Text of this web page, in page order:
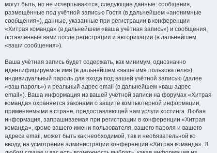
могут быть, но не исчерпываются, следующие данные: сообщения,
размещённые под учётной записью Гостя (в дальнейшем «анонимные
сообщения»), данные, указанные при регистрации в конференции
«Хитрая команда» (в дальнейшем «ваша учётная запись») и сообщения,
оставленные вами после регистрации и авторизации (в дальнейшем
«ваши сообщения»).
Ваша учётная запись будет содержать, как минимум, однозначно
идентифицируемое имя (в дальнейшем «ваше имя пользователя»),
индивидуальный пароль для входа под вашей учётной записью (далее
«ваш пароль») и реальный адрес email (в дальнейшем «ваш адрес
email»). Ваша информация из вашей учётной записи на форумах «Хитрая
команда» охраняется законами о защите компьютерной информации,
применяемыми в стране, предоставляющей нам услуги хостинга. Любая
информация, запрашиваемая при регистрации в конференции «Хитрая
команда», кроме вашего имени пользователя, вашего пароля и вашего
адреса email, может быть как необходимой, так и необязательной ко
вводу, на усмотрение администрации конференции «Хитрая команда». В